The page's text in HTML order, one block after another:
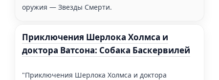
оружия — Звезды Смерти.
Приключения Шерлока Холмса и
доктора Ватсона: Собака Баскервилей
"Приключения Шерлока Холмса и доктора